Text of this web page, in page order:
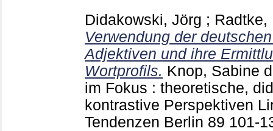
Didakowski, Jörg ; Radtke,
Verwendung der
Adjektiven und ihre
Wortprofils. Knop, Sabine
im Fokus : theoretische,
kontrastive Perspektiven
Tendenzen Berlin 89 101-